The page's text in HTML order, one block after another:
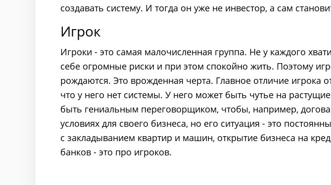
создавать систему. И тогда он уже не инвестор, а сам
Игрок
Игроки - это самая малочисленная группа. Не у каждого
себе огромные риски и при этом спокойно жить. Поэтому
рождаются. Это врожденная черта. Главное отличие игрока
что у него нет системы. У него может быть чутье на
быть гениальным переговорщиком, чтобы, например,
условиях для своего бизнеса, но его ситуация - это
с закладыванием квартир и машин, открытие бизнеса на
банков - это про игроков.